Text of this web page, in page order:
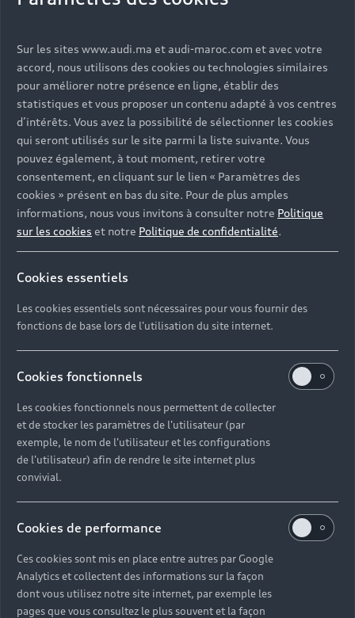
Sur les sites www.audi.ma et audi-maroc.com et avec votre
accord, nous utilisons des cookies ou technologies similaires
pour améliorer notre présence en ligne, établir des
statistiques et vous proposer un contenu adapté à vos centres
d’intérêts. Vous avez la possibilité de sélectionner les cookies
qui seront utilisés sur le site parmi la liste suivante. Vous
pouvez également, à tout moment, retirer votre
consentement, en cliquant sur le lien « Paramètres des
cookies » présent en bas du site. Pour de plus amples
informations, nous vous invitons à consulter notre Politique
sur les cookies et notre Politique de confidentialité.
Cookies essentiels
Les cookies essentiels sont nécessaires pour vous fournir des
fonctions de base lors de l'utilisation du site internet.
Cookies fonctionnels
Les cookies fonctionnels nous permettent de collecter
et de stocker les paramètres de l'utilisateur (par
exemple, le nom de l'utilisateur et les configurations
de l'utilisateur) afin de rendre le site internet plus
convivial.
Cookies de performance
Ces cookies sont mis en place entre autres par Google
Analytics et collectent des informations sur la façon
dont vous utilisez notre site internet, par exemple les
pages que vous consultez le plus souvent et la façon